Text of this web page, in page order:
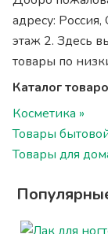
адресу:
этаж 2. Здесь
товары по
Каталог
Косметика »
Товары
Товары для